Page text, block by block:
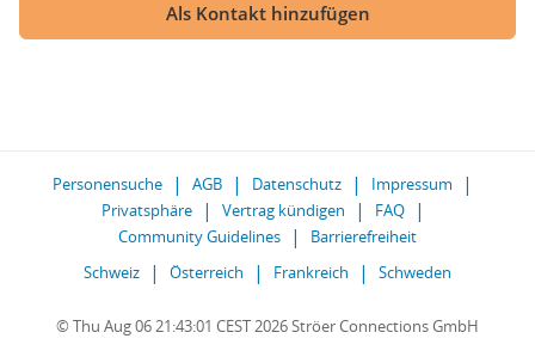
Als Kontakt hinzufügen
Personensuche AGB Datenschutz
Impressum
Privatsphäre
Vertrag kündigen
FAQ
Community Guidelines
Barrierefreiheit
Schweiz
Österreich Frankreich Schweden
© Thu Aug 06 21:43:01 CEST 2026 Ströer Connections GmbH